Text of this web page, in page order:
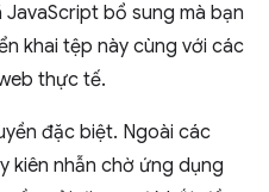
bổ sung mà bạn
khai tệp này cùng với các
thực tế.
đặc biệt. Ngoài các
kiên nhẫn chờ ứng dụng